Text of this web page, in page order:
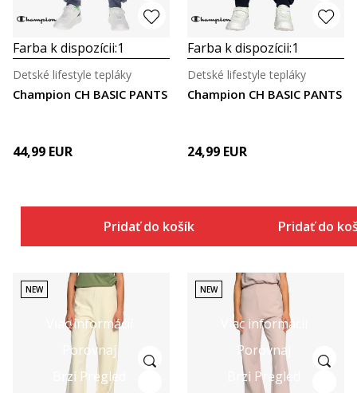
Farba k dispozícii:1
Champion CH BASIC PANTS
Detské lifestyle tepláky
44,99 EUR
Pridať do košíka
Farba k dispozícii:1
Champion CH BASIC PANTS
Detské lifestyle tepláky
24,99 EUR
Pridať do
Viac informácií
Porovnaj
Brzi Pregled
NEW
Viac informácií
Porovnaj
Brzi Pregled
NEW